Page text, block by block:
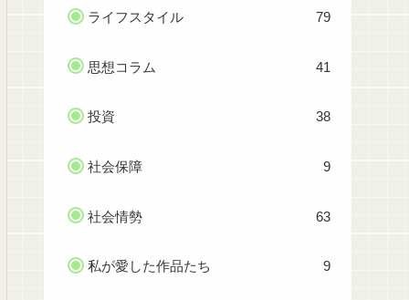
ライフスタイル 79
思想コラム 41
投資 38
社会保障 9
社会情勢 63
私が愛した作品たち 9